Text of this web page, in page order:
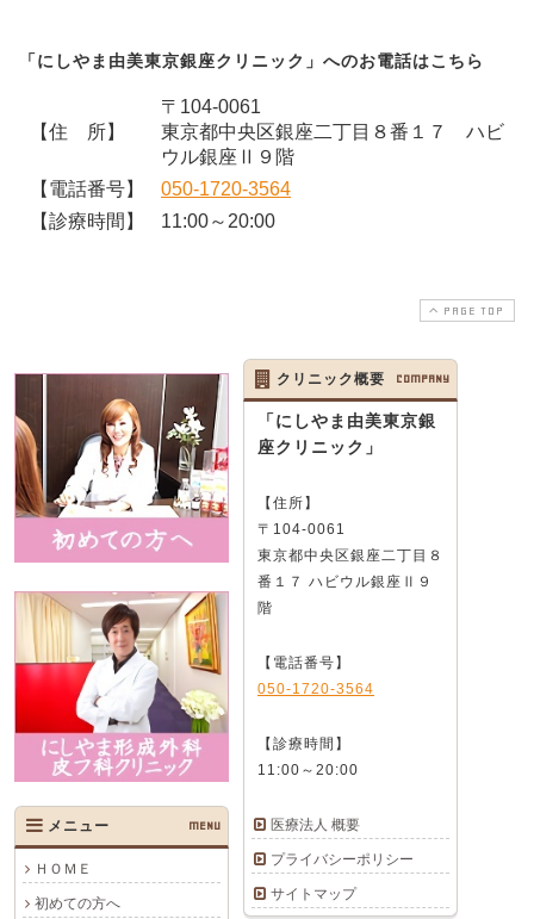
「にしやま由美東京銀座クリニック」へのお電話はこちら
【住 所】
〒104-0061
東京都中央区銀座二丁目８番１７ ハビ
ウル銀座Ⅱ９階
【電話番号】
050-1720-3564
【診療時間】
11:00～20:00
PAGE TOP
メニュー MENU
ＨＯＭＥ
初めての方へ
クリニック概要 COMPANY
「にしやま由美東京銀
座クリニック」
【住所】
〒104-0061
東京都中央区銀座二丁目８
番１７ ハビウル銀座Ⅱ９
階
【電話番号】
050-1720-3564
【診療時間】
11:00～20:00
医療法人 概要
プライバシーポリシー
サイトマップ